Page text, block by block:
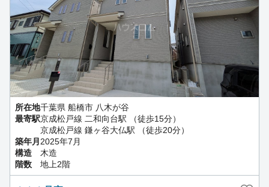
所在地千葉県 船橋市 八木が谷
最寄駅京成松戸線 二和向台駅 （徒歩15分）
京成松戸線 鎌ヶ谷大仏駅 （徒歩20分）
築年月 2025年7月
構造
木造
階数
地上2階